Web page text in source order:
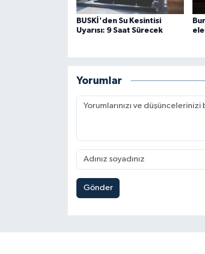
BUSKİ'den Su Kesintisi
Uyarısı: 9 Saat Sürecek
Yorumlar
Gönder